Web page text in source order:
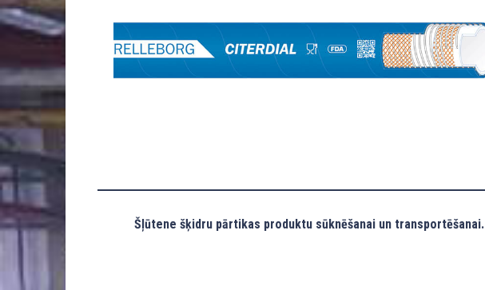
Šļūtene šķidru pārtikas produktu sūknēšanai un transportēšanai.